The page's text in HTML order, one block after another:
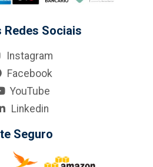
Redes Sociais
Instagram
Facebook
YouTube
Linkedin
Seguro